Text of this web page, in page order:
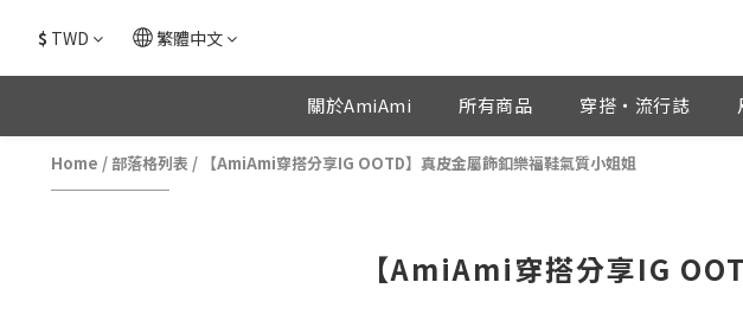
$ TWD 繁體中文
關於AmiAmi 所有商品 穿搭・流行誌
Home / 部落格列表 / 【AmiAmi穿搭分享IG OOTD】真皮金屬飾釦樂福鞋氣質小姐姐
【AmiAmi穿搭分享IG